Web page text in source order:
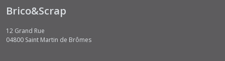
Brico&Scrap
12 Grand Rue
04800 Saint Martin de Brômes